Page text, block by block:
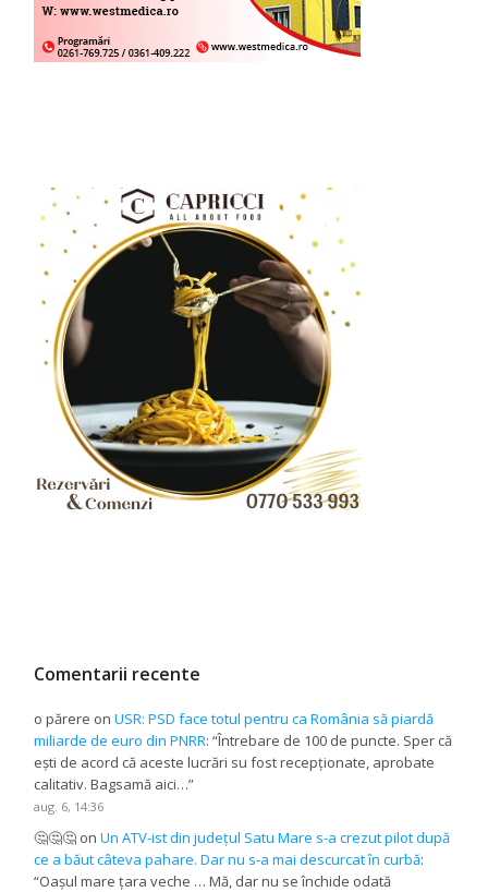
Comentarii recente
o părere onUSR: PSD face totul pentru ca România să piardă
miliarde de euro din PNRR: “Întrebare de 100 de puncte. Sper că
ești de acord că aceste lucrări su fost recepționate, aprobate
calitativ. Bagsamă aici…”
aug. 6, 14:36
🤔🤔🤔 onUn ATV-ist din județul Satu Mare s-a crezut pilot după
ce a băut câteva pahare. Dar nu s-a mai descurcat în curbă:
“Oașul mare țara veche … Mă, dar nu se închide odată